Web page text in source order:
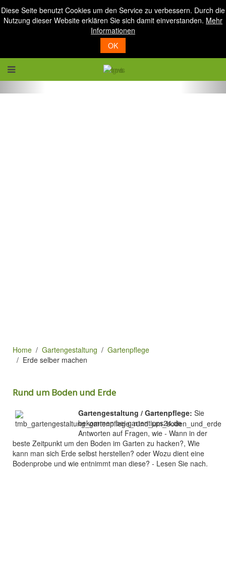
Diese Seite benutzt Cookies um den Service zu verbessern. Durch die
Nutzung dieser Website erklären Sie sich damit einverstanden. Mehr
Informationen
OK
Home Gartengestaltung
Gartenpflege
Erde selber machen
Rund um Boden und Erde
Gartengestaltung / Gartenpflege: Sie
bekommen bei gartentipps24.de
Antworten auf Fragen, wie - Wann in der
beste Zeitpunkt um den Boden im Garten zu hacken?, Wie
kann man sich Erde selbst herstellen? oder Wozu dient eine
Bodenprobe und wie entnimmt man diese? - Lesen Sie nach.